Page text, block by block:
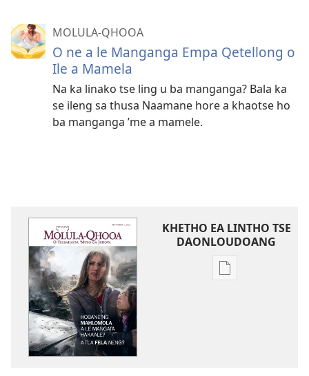
MOLULA-QHOOA
O ne a le Manganga Empa Qetellong o
Ile a Mamela
Na ka linako tse ling u ba manganga? Bala ka
se ileng sa thusa Naamane hore a khaotse ho
ba manganga ’me a mamele.
KHETHO EA LINTHO TSE
DAONLOUDOANG
Khetho